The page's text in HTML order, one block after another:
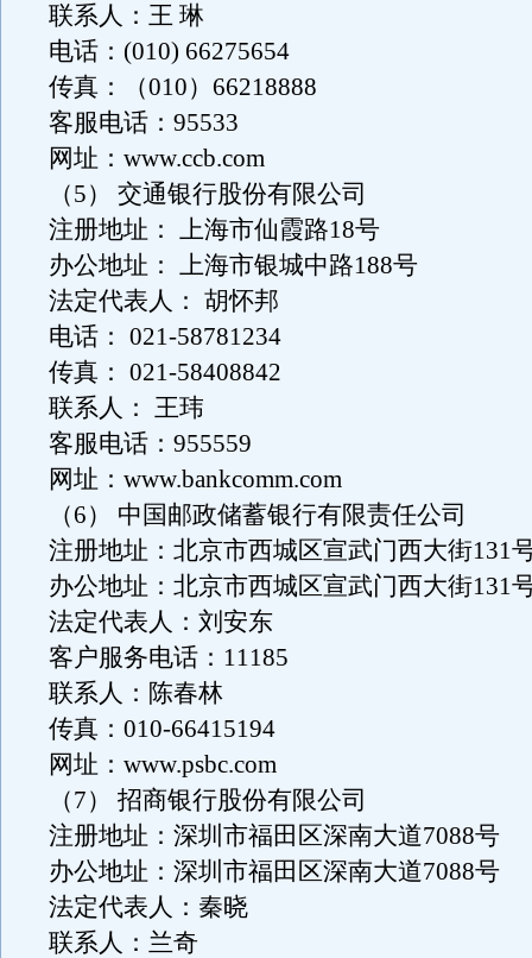
联系人：王 琳
电话：(010) 66275654
传真：（010）66218888
客服电话：95533
网址：www.ccb.com
（5） 交通银行股份有限公司
注册地址： 上海市仙霞路18号
办公地址： 上海市银城中路188号
法定代表人： 胡怀邦
电话： 021-58781234
传真： 021-58408842
联系人： 王玮
客服电话：955559
网址：www.bankcomm.com
（6） 中国邮政储蓄银行有限责任公司
注册地址：北京市西城区宣武门西大街131
办公地址：北京市西城区宣武门西大街131
法定代表人：刘安东
客户服务电话：11185
联系人：陈春林
传真：010-66415194
网址：www.psbc.com
（7） 招商银行股份有限公司
注册地址：深圳市福田区深南大道7088号
办公地址：深圳市福田区深南大道7088号
法定代表人：秦晓
联系人：兰奇